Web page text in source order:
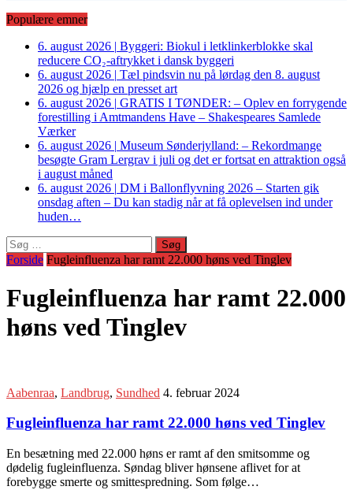
Populære emner
6. august 2026 | Byggeri: Biokul i letklinkerblokke skal
reducere CO₂-aftrykket i dansk byggeri
6. august 2026 | Tæl pindsvin nu på lørdag den 8. august
2026 og hjælp en presset art
6. august 2026 | GRATIS I TØNDER: – Oplev en forrygende
forestilling i Amtmandens Have – Shakespeares Samlede
Værker
6. august 2026 | Museum Sønderjylland: – Rekordmange
besøgte Gram Lergrav i juli og det er fortsat en attraktion også
i august måned
6. august 2026 | DM i Ballonflyvning 2026 – Starten gik
onsdag aften – Du kan stadig når at få oplevelsen ind under
huden…
Søg
efter:
Forside Fugleinfluenza har ramt 22.000 høns ved Tinglev
Fugleinfluenza har ramt 22.000
høns ved Tinglev
Aabenraa, Landbrug, Sundhed 4. februar 2024
Fugleinfluenza har ramt 22.000 høns ved Tinglev
En besætning med 22.000 høns er ramt af den smitsomme og
dødelig fugleinfluenza. Søndag bliver hønsene aflivet for at
forebygge smerte og smittespredning. Som følge…